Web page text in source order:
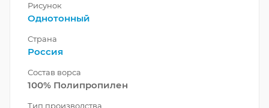
Рисунок
Однотонный
Страна
Россия
Состав ворса
100% Полипропилен
Тип производства